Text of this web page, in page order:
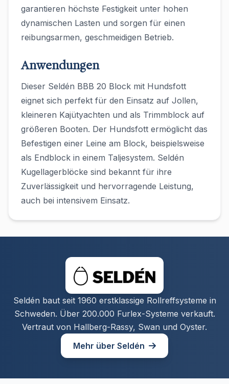
garantieren höchste Festigkeit unter hohen
dynamischen Lasten und sorgen für einen
reibungsarmen, geschmeidigen Betrieb.
Anwendungen
Dieser Seldén BBB 20 Block mit Hundsfott
eignet sich perfekt für den Einsatz auf Jollen,
kleineren Kajütyachten und als Trimmblock auf
größeren Booten. Der Hundsfott ermöglicht das
Befestigen einer Leine am Block, beispielsweise
als Endblock in einem Taljesystem. Seldén
Kugellagerblöcke sind bekannt für ihre
Zuverlässigkeit und hervorragende Leistung,
auch bei intensivem Einsatz.
Seldén baut seit 1960 erstklassige Rollreffsysteme in
Schweden. Über 200.000 Furlex-Systeme verkauft.
Vertraut von Hallberg-Rassy, Swan und Oyster.
Mehr über Seldén